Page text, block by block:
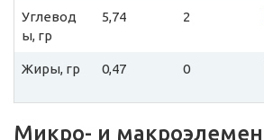
Углевод
ы, гр
5,74 2
Жиры, гр 0,47 0
Микро- и